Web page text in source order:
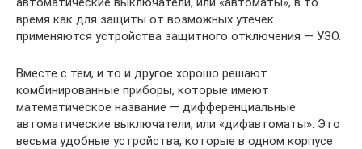
время как для защиты от возможных утечек
применяются устройства защитного отключения — УЗО.
Вместе с тем, и то и другое хорошо решают
комбинированные приборы, которые имеют
математическое название — дифференциальные
автоматические выключатели, или «дифавтоматы». Это
весьма удобные устройства, которые в одном корпусе